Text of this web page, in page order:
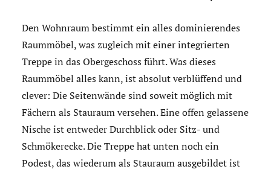
Den Wohnraum bestimmt ein alles dominierendes
Raummöbel, was zugleich mit einer integrierten
Treppe in das Obergeschoss führt. Was dieses
Raummöbel alles kann, ist absolut verblüffend und
clever: Die Seitenwände sind soweit möglich mit
Fächern als Stauraum versehen. Eine offen gelassene
Nische ist entweder Durchblick oder Sitz- und
Schmökerecke. Die Treppe hat unten noch ein
Podest, das wiederum als Stauraum ausgebildet ist